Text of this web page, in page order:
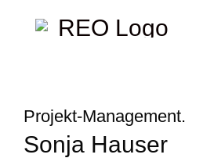
Projekt-Management.
Sonja Hauser